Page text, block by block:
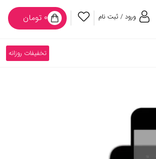
ورود / ثبت نام ۰ تومان
تخفیفات روزانه